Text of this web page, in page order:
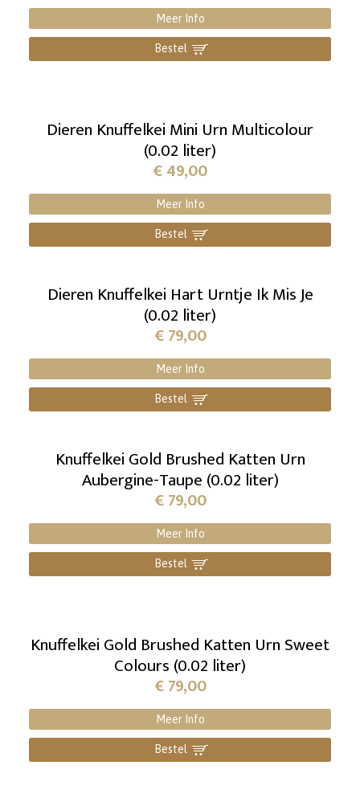
Meer Info
Bestel ]
Dieren Knuffelkei Mini Urn Multicolour
(0.02 liter)
€49,00
Meer Info
Bestel ]
Dieren Knuffelkei Hart Urntje Ik Mis Je
(0.02 liter)
€79,00
Meer Info
Bestel ]
Knuffelkei Gold Brushed Katten Urn
Aubergine-Taupe (0.02 liter)
€79,00
Meer Info
Bestel ]
Knuffelkei Gold Brushed Katten Urn Sweet
Colours (0.02 liter)
€79,00
Meer Info
Bestel ]